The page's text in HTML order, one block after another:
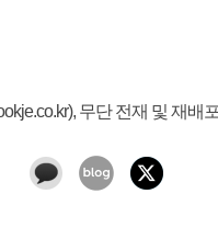
무단 전재 및 재배